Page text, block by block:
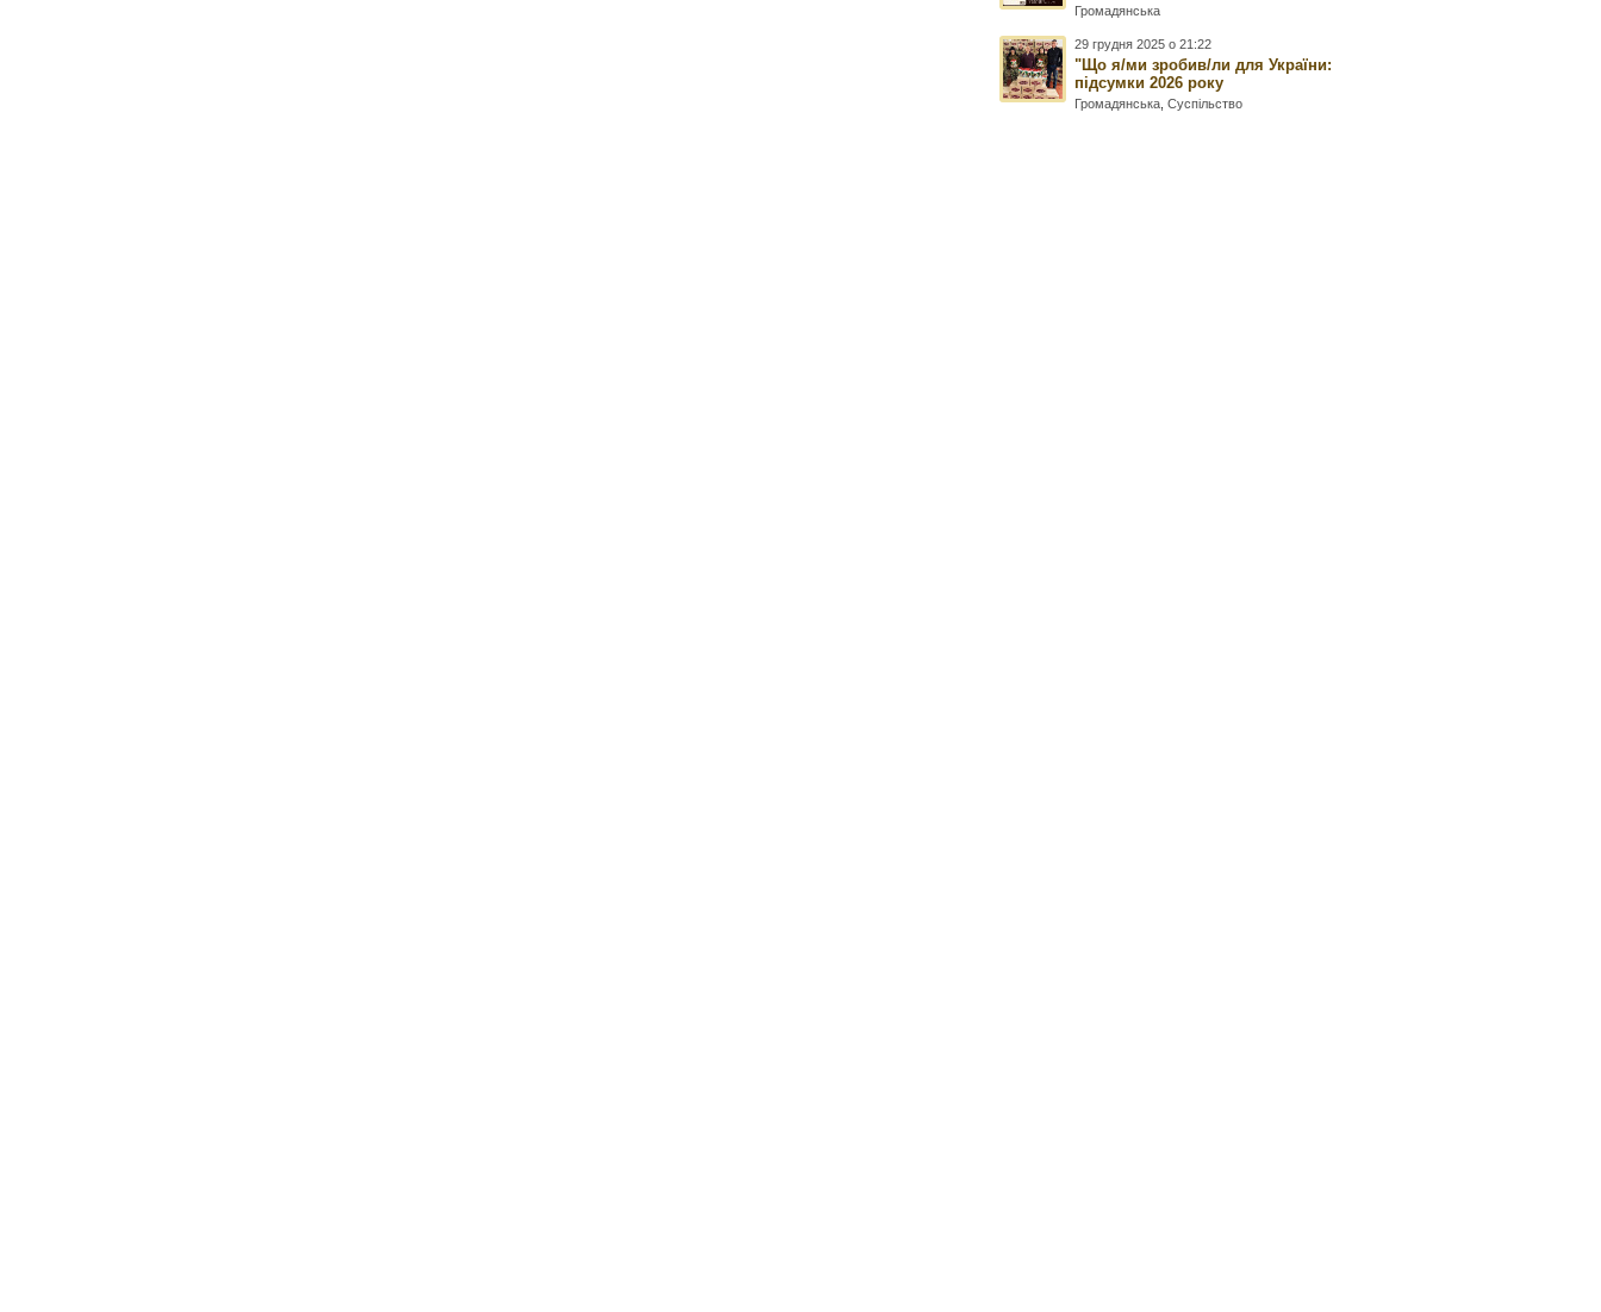
Громадянська
29 грудня 2025 о 21:22
"Що я/ми зробив/ли для України:
підсумки 2026 року
Громадянська ,Суспільство